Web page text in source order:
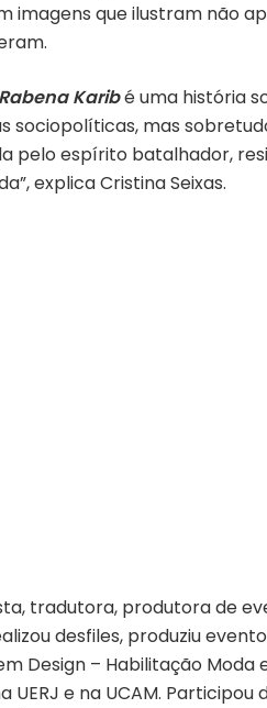
imagens que ilustram não
Rabena Karibé uma história
mas
pelo espírito batalhador,
explica Cristina Seixas.
tradutora, produtora de
desfiles, produziu
Design – Habilitação
UERJ e na UCAM.